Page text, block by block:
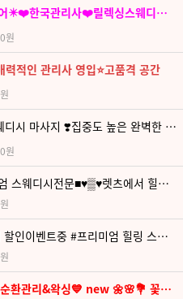
부천 신중동 [코지스웨디시]✴️끝장케어✴️❤️한국관리사❤️릴렉싱스웨디시❤️힐링❤️왁싱❤️✴️재방율1위✴️
원
적인 관리사 영입⭐고품격 공간
중랑 상봉 [더샵스웨디시] 릴렉싱 스웨디시 마사지 ❣️집중도 높은 완벽한 관리❣️고퀄리티 힐링 테라피❣️
원
평택 동삭동 [렛츠스웨디시] ■프리미엄 스웨디시전문■♥▒♥렛츠에서 힐링하세요♥▒♥
강남 청담 [아리아테라피] 1주년 기념 할인이벤트중 #프리미엄 힐링 스웨디시 아리아 테라피에서 완벽한 케어를 약속드립니다.
제주 연동 [꽃길테라피] 💙스웨&림프순환관리&왁싱💙 new 🌼🌸💐 꽃길만걷기 💐🌸🌼